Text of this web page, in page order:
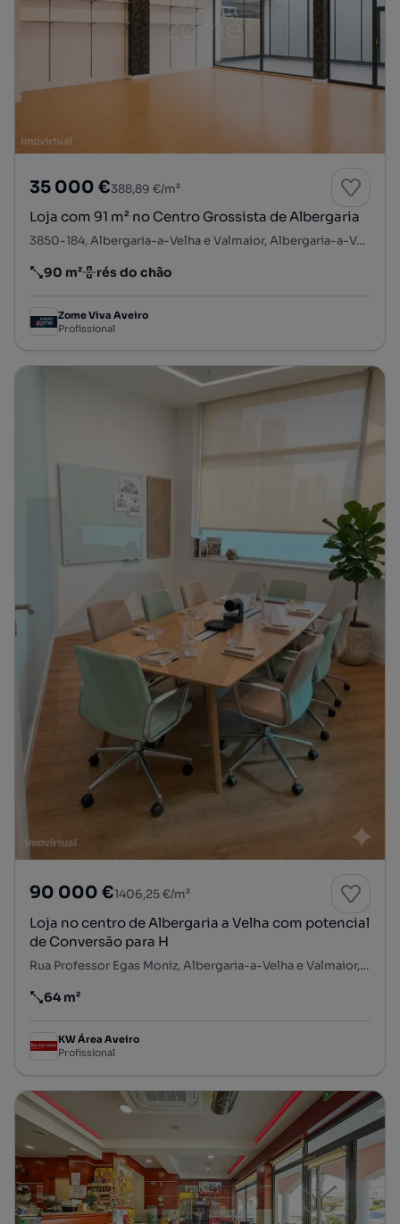
35 000 €388,89 €/m²
Loja com 91 m² no Centro Grossista de Albergaria
3850-184, Albergaria-a-Velha e Valmaior, Albergaria-a-Velha, Aveiro
Preço por metro quadrado
90 m²
Andar rés do chão
Zome Viva Aveiro
Profissional
90 000 €1406,25 €/m²
Loja no centro de Albergaria a Velha com potencial
de Conversão para H
Rua Professor Egas Moniz, Albergaria-a-Velha e Valmaior, Albergaria-a-Velha, Aveiro
Preço por metro quadrado
64 m²
KW Área Aveiro
Profissional